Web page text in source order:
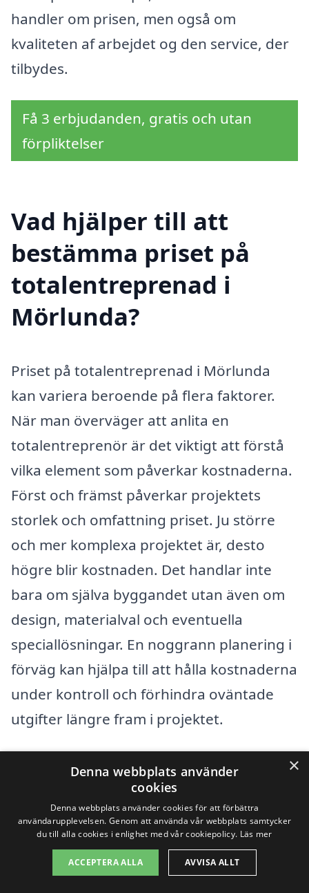
handler om prisen, men også om
kvaliteten af arbejdet og den service, der
tilbydes.
Få 3 erbjudanden, gratis och utan
förpliktelser
Vad hjälper till att
bestämma priset på
totalentreprenad i
Mörlunda?
Priset på totalentreprenad i Mörlunda
kan variera beroende på flera faktorer.
När man överväger att anlita en
totalentreprenör är det viktigt att förstå
vilka element som påverkar kostnaderna.
Först och främst påverkar projektets
storlek och omfattning priset. Ju större
och mer komplexa projektet är, desto
högre blir kostnaden. Det handlar inte
bara om själva byggandet utan även om
design, materialval och eventuella
speciallösningar. En noggrann planering i
förväg kan hjälpa till att hålla kostnaderna
under kontroll och förhindra oväntade
utgifter längre fram i projektet.
En annan central faktor är
materialkostnaderna. Priserna på olika
byggmaterial har en direkt inverkan på
den totala kostnaden för
totalentreprenaden. Kvaliteten på
×
Denna webbplats använder
cookies
Denna webbplats använder cookies för att förbättra
användarupplevelsen. Genom att använda vår webbplats samtycker
du till alla cookies i enlighet med vår cookiepolicy. Läs mer
ACCEPTERA ALLA AVVISA ALLT